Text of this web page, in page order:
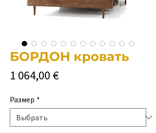
БОРДОН кровать
1 064,00 €Цена
Размер *